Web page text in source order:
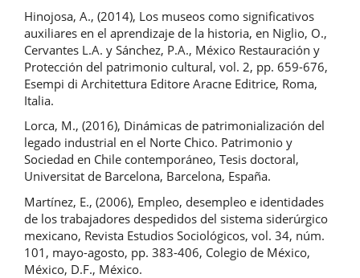
Hinojosa, A., (2014), Los museos como significativos
auxiliares en el aprendizaje de la historia, en Niglio, O.,
Cervantes L.A. y Sánchez, P.A., México Restauración y
Protección del patrimonio cultural, vol. 2, pp. 659-676,
Esempi di Architettura Editore Aracne Editrice, Roma,
Italia.
Lorca, M., (2016), Dinámicas de patrimonialización del
legado industrial en el Norte Chico. Patrimonio y
Sociedad en Chile contemporáneo, Tesis doctoral,
Universitat de Barcelona, Barcelona, España.
Martínez, E., (2006), Empleo, desempleo e identidades
de los trabajadores despedidos del sistema siderúrgico
mexicano, Revista Estudios Sociológicos, vol. 34, núm.
101, mayo-agosto, pp. 383-406, Colegio de México,
México, D.F., México.